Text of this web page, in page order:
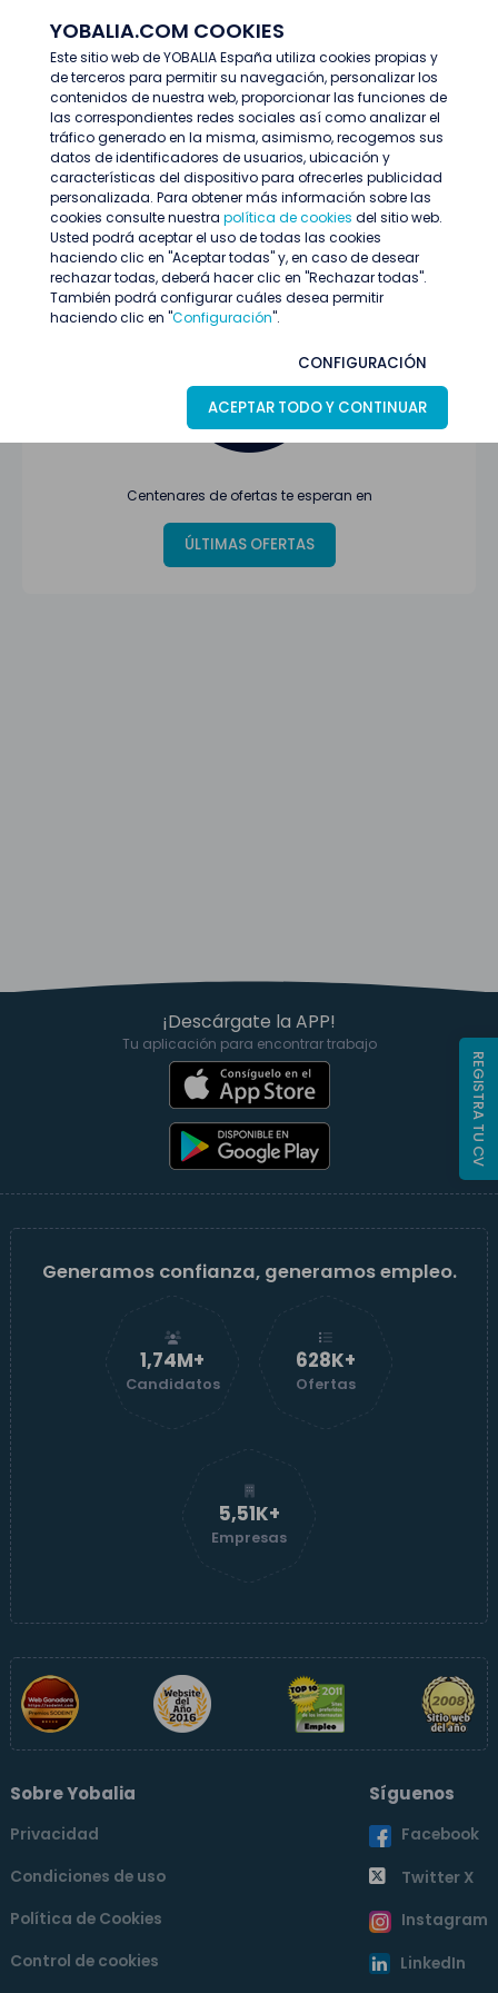
YOBALIA.COM COOKIES
Este sitio web de YOBALIA España utiliza cookies propias y
de terceros para permitir su navegación, personalizar los
contenidos de nuestra web, proporcionar las funciones de
las correspondientes redes sociales así como analizar el
tráfico generado en la misma, asimismo, recogemos sus
datos de identificadores de usuarios, ubicación y
características del dispositivo para ofrecerles publicidad
personalizada. Para obtener más información sobre las
cookies consulte nuestra política de cookies del sitio web.
Usted podrá aceptar el uso de todas las cookies
haciendo clic en "Aceptar todas" y, en caso de desear
rechazar todas, deberá hacer clic en "Rechazar todas".
También podrá configurar cuáles desea permitir
haciendo clic en "Configuración".
CONFIGURACIÓN
ACEPTAR TODO Y CONTINUAR
Últimas ofertas
Oferta no encontrada o ha finalizado su
proceso de selección
Centenares de ofertas te esperan en
ÚLTIMAS OFERTAS
¡Descárgate la APP!
Tu aplicación para encontrar trabajo
Generamos confianza, generamos empleo.
1,74M+
Candidatos
629K+
Ofertas
5,51K+
Empresas
Sobre Yobalia
Privacidad
Condiciones de uso
Política de Cookies
Control de cookies
Síguenos
Facebook
Twitter X
Instagram
LinkedIn
REGISTRA TU CV